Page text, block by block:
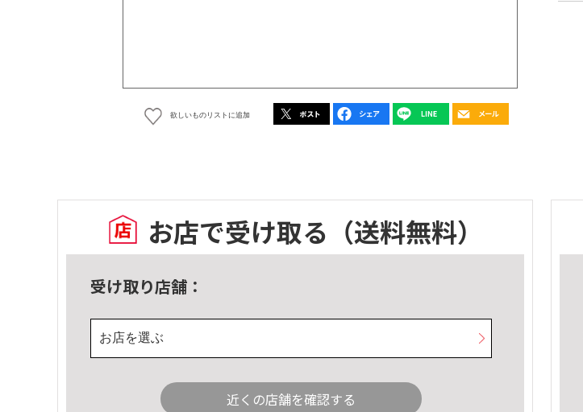
欲しいものリストに追加
お店で受け取る （送料無料）
受け取り店舗：
お店を選ぶ
近くの店舗を確認する